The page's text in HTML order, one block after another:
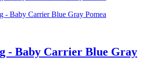
- Baby Carrier Blue Gray